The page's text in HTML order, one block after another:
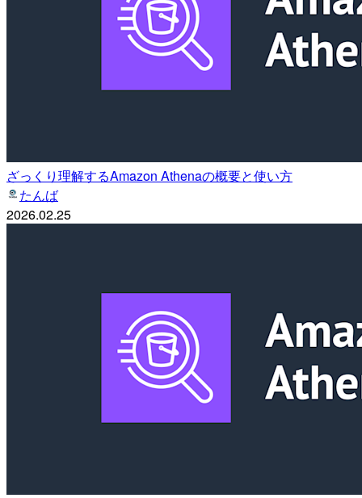
ざっくり理解するAmazon Athenaの概要と使い方
たんば
2026.02.25